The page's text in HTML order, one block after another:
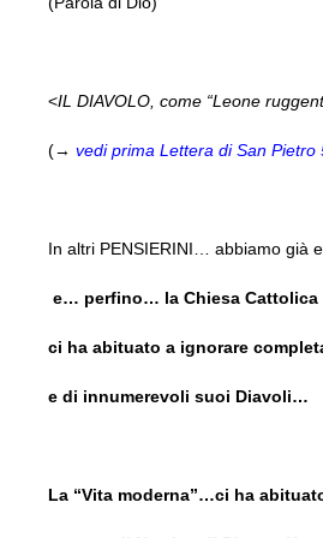
<IL DIAVOLO, come “Leone
(→ vedi prima Lettera di San Pietro
In altri PENSIERINI… abbiamo già
e… perfino… la Chiesa Cattolica
ci ha abituato a ignorare
e di innumerevoli suoi Diavoli…
La “Vita moderna”…ci ha